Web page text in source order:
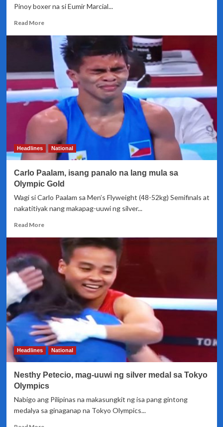
Pinoy boxer na si Eumir Marcial...
Read MoreRead
about
Eumir
Marcial,
mag-
uuwi
ng
bronze
medal
mula
Tokyo
Olympics
Headlines National
Carlo Paalam, isang panalo na lang mula sa
Olympic Gold
Wagi si Carlo Paalam sa Men’s Flyweight (48-52kg) Semifinals at
nakatitiyak nang makapag-uuwi ng silver...
Read MoreRead
Paalam,
isang
panalo
mula
sa
Olympic
Gold
Headlines National
Nesthy Petecio, mag-uuwi ng silver medal sa Tokyo
Olympics
Nabigo ang Pilipinas na makasungkit ng isa pang gintong
medalya sa ginaganap na Tokyo Olympics...
Read